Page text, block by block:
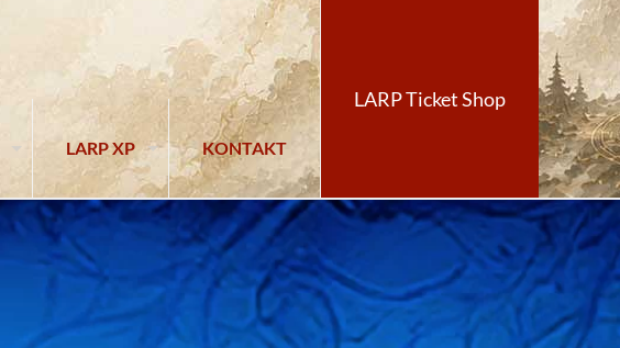
LARP XP KONTAKT
LARP Ticket Shop